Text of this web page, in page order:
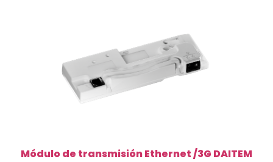
Módulo de transmisión Ethernet /3G DAITEM